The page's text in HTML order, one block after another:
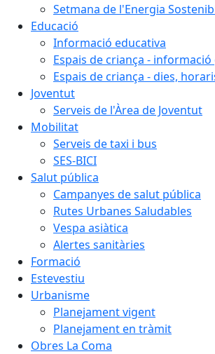
Setmana de l'Energia
Educació
Informació educativa
Espais de criança -
Espais de criança - dies,
Joventut
Serveis de l'Àrea de Joventut
Mobilitat
Serveis de taxi i bus
SES-BICI
Salut pública
Campanyes de salut pública
Rutes Urbanes Saludables
Vespa asiàtica
Alertes sanitàries
Formació
Estevestiu
Urbanisme
Planejament vigent
Planejament en tràmit
Obres La Coma